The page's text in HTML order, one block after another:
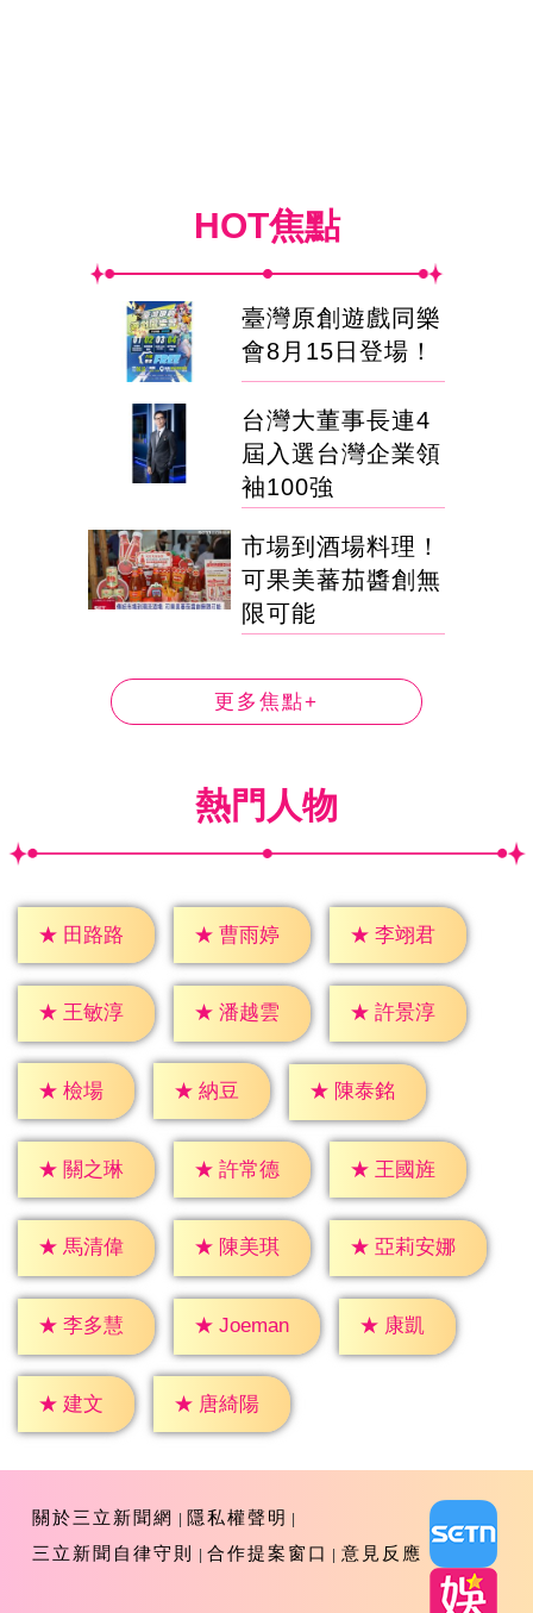
HOT焦點
臺灣原創遊戲同樂
會8月15日登場！
台灣大董事長連4
屆入選台灣企業領
袖100強
市場到酒場料理！
可果美蕃茄醬創無
限可能
更多焦點+
熱門人物
★ 田路路 ★ 曹雨婷 ★ 李翊君
★ 王敏淳 ★ 潘越雲 ★ 許景淳
★ 檢場 ★ 納豆 ★ 陳泰銘
★ 關之琳 ★ 許常德 ★ 王國旌
★ 馬清偉 ★ 陳美琪 ★ 亞莉安娜
★ 李多慧 ★ Joeman ★ 康凱
★ 建文 ★ 唐綺陽
關於三立新聞網
隱私權聲明
三立新聞自律守則
合作提案窗口 意見反應